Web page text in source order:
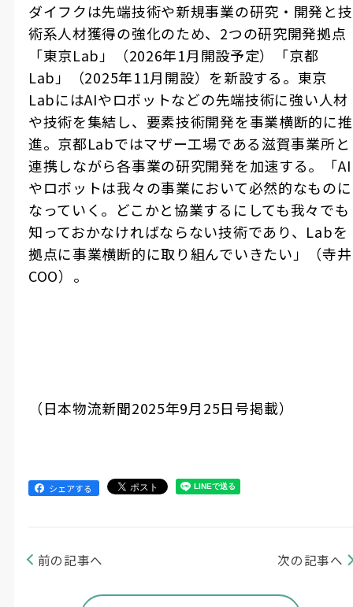
ダイフクは先端技術や新規事業の研究・開発と技
術系人材獲得の強化のため、2つの研究開発拠点
「東京Lab」（2026年1月開設予定）「京都
Lab」（2025年11月開設）を新設する。東京
LabにはAIやロボットなどの先端技術に強い人材
や技術を集結し、要素技術開発を事業横断的に推
進。京都Labではマザー工場である滋賀事業所と
連携しながら各事業の研究開発を加速する。「AI
やロボットは我々の事業において必然的なものに
なっていく。どこかと協業するにしても我々でも
知っておかなければならない技術であり、Labを
拠点に事業横断的に取り組んでいきたい」（寺井
COO）。
（日本物流新聞2025年9月25日号掲載）
シェアする
前の記事へ 次の記事へ